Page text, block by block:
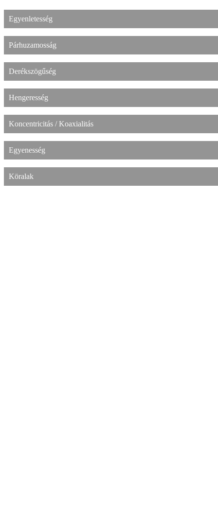
Egyenletesség
Párhuzamosság
Derékszögűség
Hengeresség
Koncentricitás / Koaxialitás
Egyenesség
Köralak